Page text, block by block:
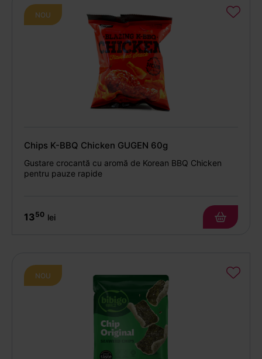
NOU
Chips K-BBQ Chicken GUGEN 60g
Gustare crocantă cu aromă de Korean BBQ Chicken
pentru pauze rapide
1350 lei
NOU